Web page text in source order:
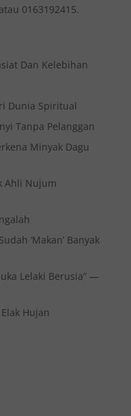
0163192415.
Dan Kelebihan
Dunia Spiritual
Tanpa Pelanggan
Minyak Dagu
Ahli Nujum
‘Makan’ Banyak
Lelaki Berusia” —
Hujan